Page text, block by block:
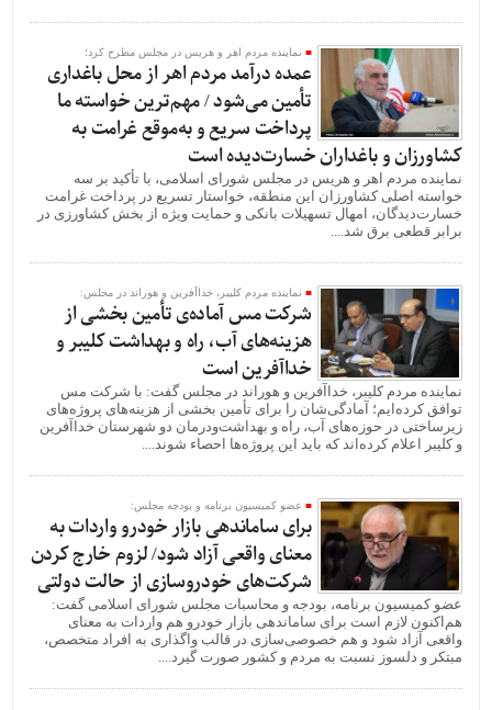
نماینده مردم اهر و هریس در مجلس مطرح کرد؛
عمده درآمد مردم اهر از محل باغداری
تأمین می‌شود / مهم‌ترین خواسته ما
پرداخت سریع و به‌موقع غرامت به
کشاورزان و باغداران خسارت‌دیده است
نماینده مردم اهر و هریس در مجلس شورای اسلامی، با تأکید بر سه
خواسته اصلی کشاورزان این منطقه، خواستار تسریع در پرداخت غرامت
خسارت‌دیدگان، امهال تسهیلات بانکی و حمایت ویژه از بخش کشاورزی در
برابر قطعی برق شد....
نماینده مردم کلیبر، خداآفرین و هوراند در مجلس:
شرکت مس آماده‌ی تأمین بخشی از
هزینه‌های آب، راه و بهداشت کلیبر و
خداآفرین است
نماینده مردم کلیبر، خداآفرین و هوراند در مجلس گفت: با شرکت مس
توافق کرده‌ایم؛ آمادگی‌شان را برای تأمین بخشی از هزینه‌های پروژه‌های
زیرساختی در حوزه‌های آب، راه و بهداشت‌ودرمان دو شهرستان خداآفرین
و کلیبر اعلام کرده‌اند که باید این پروژه‌ها احصاء شوند....
عضو کمیسیون برنامه و بودجه مجلس:
برای ساماندهی بازار خودرو واردات به
معنای واقعی آزاد شود/ لزوم خارج کردن
شرکت‌های خودروسازی از حالت دولتی
عضو کمیسیون برنامه، بودجه و محاسبات مجلس شورای اسلامی گفت:
هم‌اکنون لازم است برای ساماندهی بازار خودرو هم واردات به معنای
واقعی آزاد شود و هم خصوصی‌سازی در قالب واگذاری به افراد متخصص،
مبتکر و دلسوز نسبت به مردم و کشور صورت گیرد....